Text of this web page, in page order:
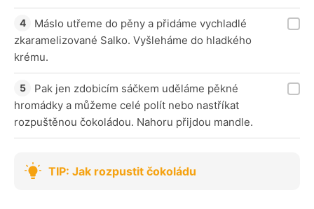
Máslo utřeme do pěny a přidáme vychladlé
zkaramelizované Salko. Vyšleháme do hladkého
krému.
Pak jen zdobicím sáčkem uděláme pěkné
hromádky a můžeme celé polít nebo nastříkat
rozpuštěnou čokoládou. Nahoru přijdou mandle.
TIP: Jak rozpustit čokoládu